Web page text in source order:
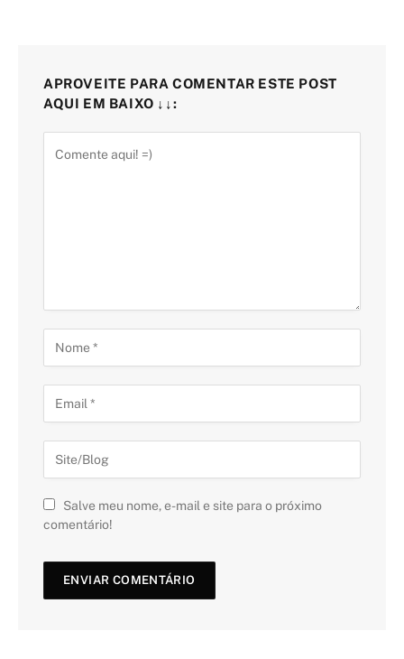
APROVEITE PARA COMENTAR ESTE POST
AQUI EM BAIXO ↓↓:
Salve meu nome, e-mail e site para o próximo
comentário!